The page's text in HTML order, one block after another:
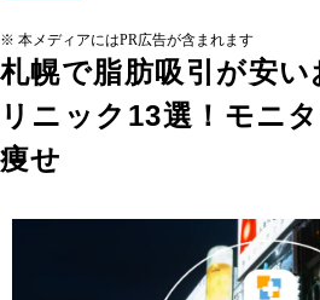
札幌で脂肪吸引が安
リニック13選！モニ
痩せ
※ 本メディアにはPR広告が含まれます